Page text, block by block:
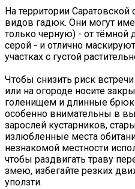
На территории
видов гадюк. Они могут
только черную) - от тёмной
серой - и отлично
участках с густой
Чтобы снизить риск
или на огороде носите
голенищем и длинные
особенно внимательны в
зарослей кустарников,
излюбленные места
незнакомой местности
чтобы раздвигать траву
змею, избегайте резких
уползти.